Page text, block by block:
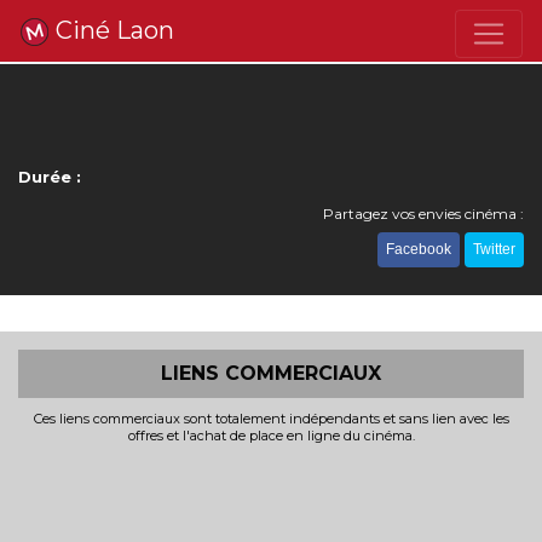
Ciné Laon
Durée :
Partagez vos envies cinéma :
Facebook Twitter
LIENS COMMERCIAUX
Ces liens commerciaux sont totalement indépendants et sans lien avec les
offres et l'achat de place en ligne du cinéma.